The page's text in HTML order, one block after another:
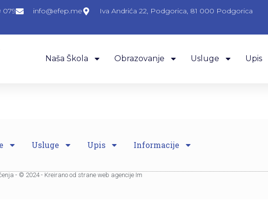
079 info@efep.me Iva Andrića 22, Podgorica, 81 000 Podgorica
Naša Škola Obrazovanje Usluge Upis
Usluge Upis Informacije
- © 2024 - Kreirano od strane web agencije Im